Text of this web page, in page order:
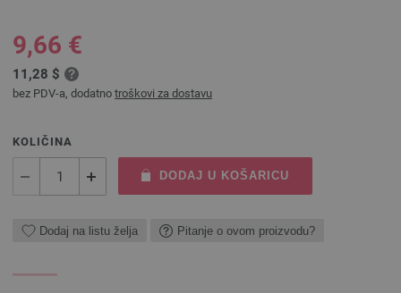
9,66 €
11,28 $
bez PDV-a, dodatno troškovi za dostavu
KOLIČINA
DODAJ U KOŠARICU
Dodaj na listu želja Pitanje o ovom proizvodu?